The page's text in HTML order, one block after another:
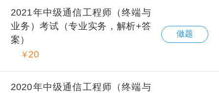
2021年中级通信工程师（终端与
业务）考试（专业实务，解析+答
案）
¥ 20
做题
2020年中级通信工程师（终端与